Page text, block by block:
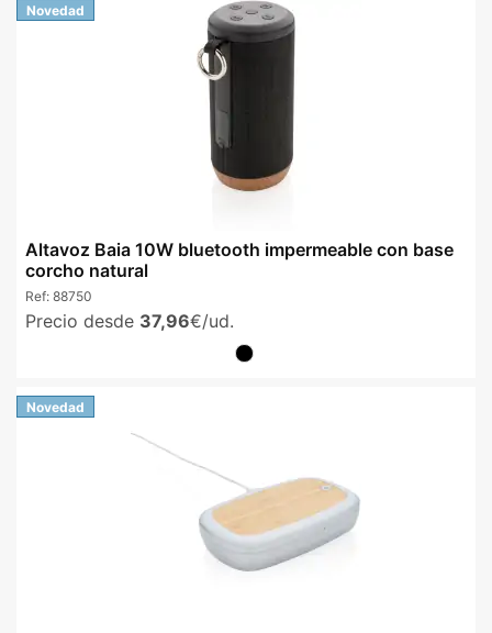
Novedad
Altavoz Baia 10W bluetooth impermeable con base
corcho natural
Ref: 88750
Precio desde 37,96€/ud.
Novedad